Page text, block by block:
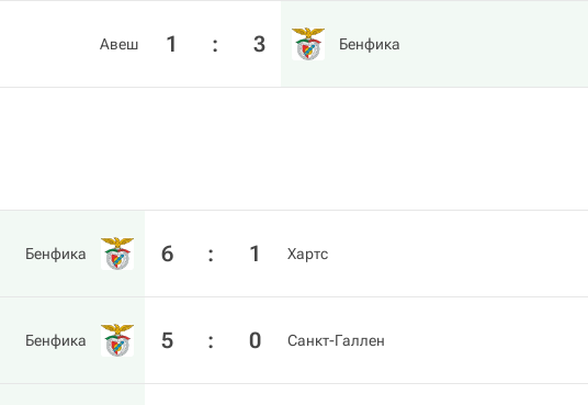
Авеш 1 : 3 Бенфика
Бенфика 6 : 1 Хартс
Бенфика 5 : 0 Санкт-Галлен